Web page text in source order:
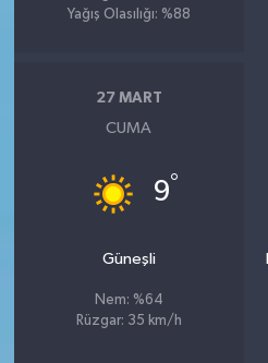
Yağış Olasılığı: %88
27 MART
CUMA
9°
Güneşli
Nem: %64
Rüzgar: 35 km/h